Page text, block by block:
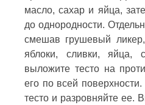
масло, сахар и яйца,
до однородности.
смешав грушевый
яблоки, сливки, яйца,
выложите тесто на
его по всей
тесто и разровняйте ее.